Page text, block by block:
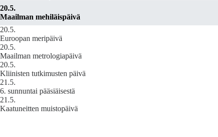
20.5.
Maailman mehiläispäivä
20.5.
Euroopan meripäivä
20.5.
Maailman metrologiapäivä
20.5.
Kliinisten tutkimusten päivä
21.5.
6. sunnuntai pääsiäisestä
21.5.
Kaatuneitten muistopäivä